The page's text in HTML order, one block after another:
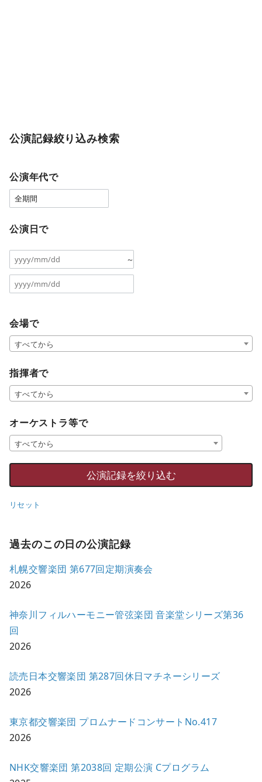
公演記録絞り込み検索
公演年代で
公演日で
～
会場で
すべてから
指揮者で
すべてから
オーケストラ等で
すべてから
リセット
過去のこの日の公演記録
札幌交響楽団 第677回定期演奏会
2026
神奈川フィルハーモニー管弦楽団 音楽堂シリーズ第36
回
2026
読売日本交響楽団 第287回休日マチネーシリーズ
2026
東京都交響楽団 プロムナードコンサートNo.417
2026
NHK交響楽団 第2038回 定期公演 Cプログラム